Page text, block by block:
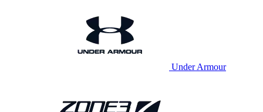
Under Armour